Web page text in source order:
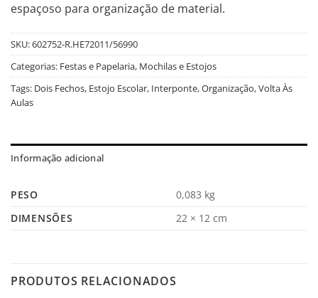
espaçoso para organização de material.
SKU:602752-R.HE72011/56990
Categorias: Festas e Papelaria, Mochilas e Estojos
Tags: Dois Fechos, Estojo Escolar, Interponte,Organização,Volta Às
Aulas
Informação adicional
PESO
0,083 kg
DIMENSÕES
22 × 12 cm
PRODUTOS RELACIONADOS